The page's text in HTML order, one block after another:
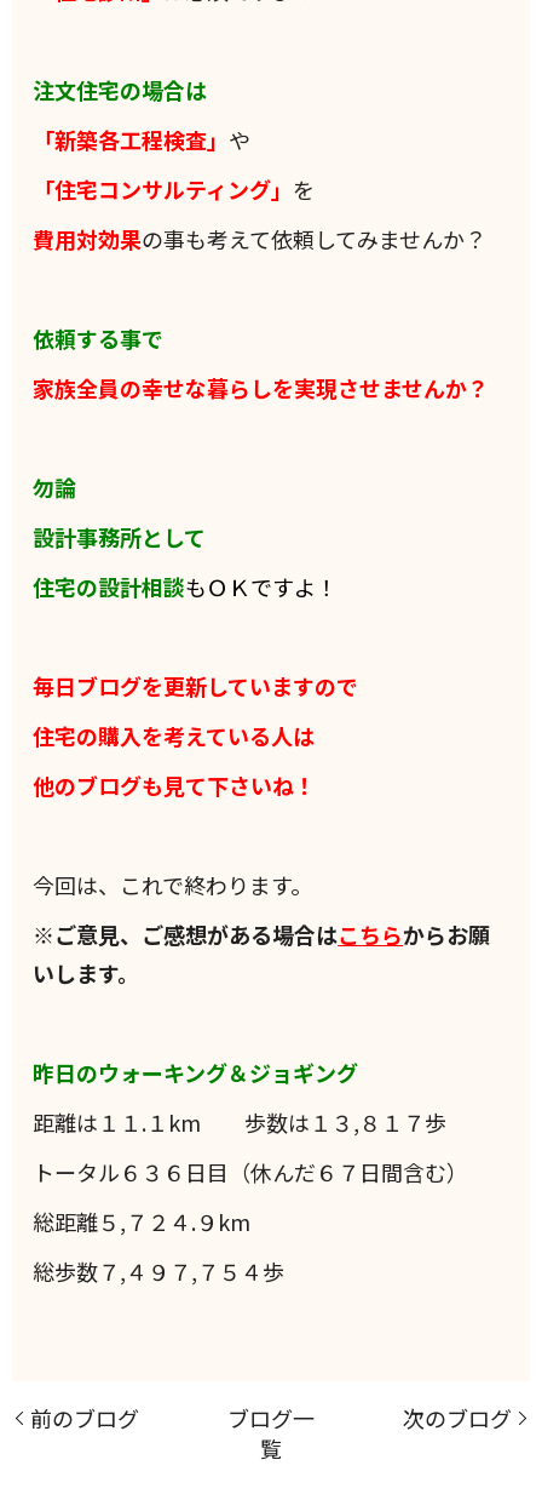
注文住宅の場合は
「新築各工程検査」 や
「住宅コンサルティング」 を
費用対効果の事も考えて依頼してみませんか？
依頼する事で
家族全員の幸せな暮らしを実現させませんか？
勿論
設計事務所として
住宅の設計相談もＯＫですよ！
毎日ブログを更新していますので
住宅の購入を考えている人は
他のブログも見て下さいね！
今回は、これで終わります。
※ご意見、ご感想がある場合はこちらからお願
いします。
昨日のウォーキング＆ジョギング
距離は１１.１km 歩数は１３,８１７歩
トータル６３６日目（休んだ６７日間含む）
総距離５,７２４.９km
総歩数７,４９７,７５４歩
前のブログ
ブログ一
覧
次のブログ